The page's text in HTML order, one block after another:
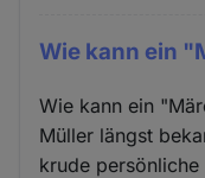
Wie kann ein
Wie kann ein
Müller längst
krude